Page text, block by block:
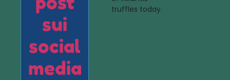
truffles today.
sui
social
media